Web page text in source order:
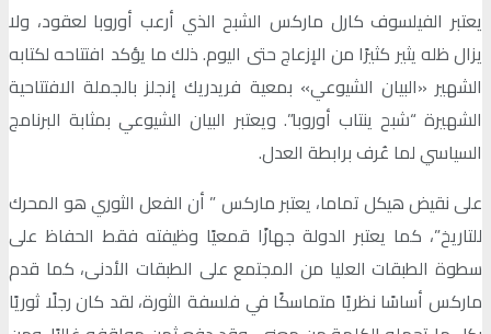
يعتبر الفيلسوف كارل ماركس الشبح الذي أرعب أوروبا لعقود، ولا
يزال ظله يثير كثيرًا من الإزعاج حتى اليوم. ذلك ما يؤكد افتتاحه لكتابه
الشهير «البيان الشيوعي» بمعية فريدريك إنجلز بالجملة الافتتاحية
الشهيرة “شبح ينتاب أوروبا”. ويعتبر البيان الشيوعي بمثابة البرنامج
السياسي لما عُرف برابطة العدل.
على نقيض هيكل تماما، يعتبر ماركس ” أن الفعل الثوري هو المحرك
للتاريخ”، كما يعتبر الدولة جهازًا قمعيًا وظيفته فقط الحفاظ على
سطوة الطبقات العليا من المجتمع على الطبقات الأدنى، كما قدم
ماركس أساسًا نظريًا متماسكًا في فلسفة الثورة، لقد كان رجلًا ثوريًا